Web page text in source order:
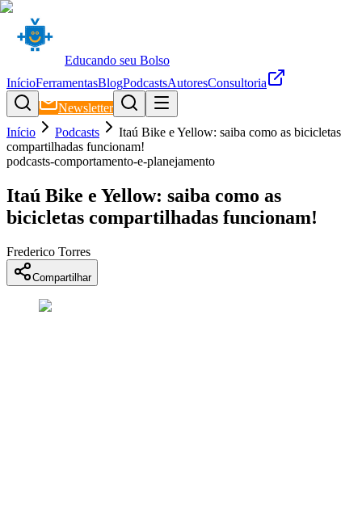
Educando seu Bolso
InícioFerramentasBlogPodcastsAutoresConsultoria
Newsletter
Início
Podcasts
Itaú Bike e Yellow: saiba como as bicicletas
compartilhadas funcionam!
podcasts-comportamento-e-planejamento
Itaú Bike e Yellow: saiba como as
bicicletas compartilhadas funcionam!
Frederico Torres
Compartilhar